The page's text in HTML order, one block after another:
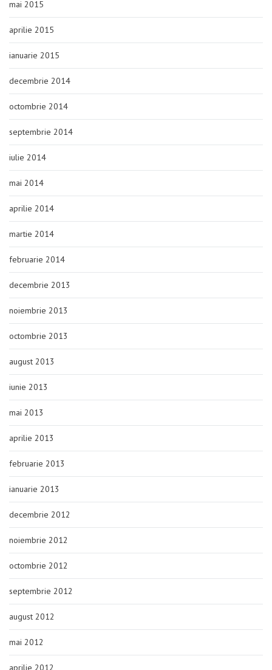
mai 2015
aprilie 2015
ianuarie 2015
decembrie 2014
octombrie 2014
septembrie 2014
iulie 2014
mai 2014
aprilie 2014
martie 2014
februarie 2014
decembrie 2013
noiembrie 2013
octombrie 2013
august 2013
iunie 2013
mai 2013
aprilie 2013
februarie 2013
ianuarie 2013
decembrie 2012
noiembrie 2012
octombrie 2012
septembrie 2012
august 2012
mai 2012
aprilie 2012